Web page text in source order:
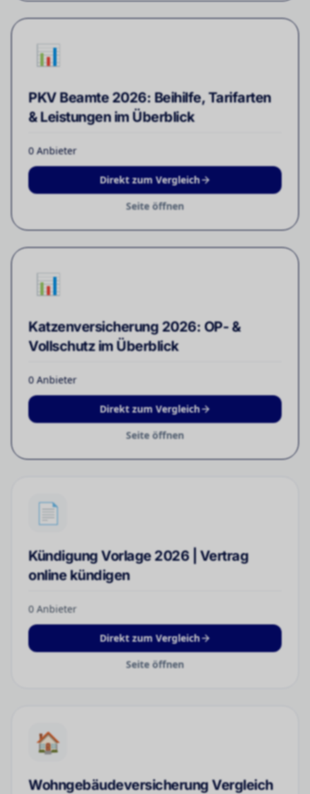
📊
PKV Beamte 2026: Beihilfe, Tarifarten
& Leistungen im Überblick
0Anbieter
Direkt zum Vergleich
Seite öffnen
📊
Katzenversicherung 2026: OP- &
Vollschutz im Überblick
0Anbieter
Direkt zum Vergleich
Seite öffnen
📄
Kündigung Vorlage 2026 | Vertrag
online kündigen
0 Anbieter
Direkt zum Vergleich
Seite öffnen
🏠
Wohngebäudeversicherung Vergleich